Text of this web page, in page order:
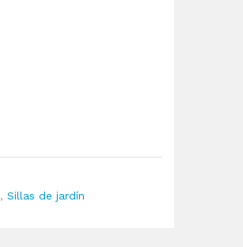
,Sillas de jardín